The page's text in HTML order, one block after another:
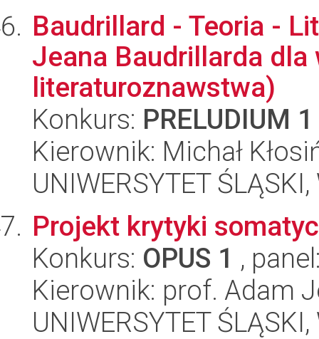
Baudrillard - Teoria -
Jeana Baudrillarda dla
literaturoznawstwa)
Konkurs: PRELUDIUM 1
Kierownik: Michał
UNIWERSYTET
Projekt krytyki
Konkurs: OPUS 1 ,
Kierownik: prof. Adam
UNIWERSYTET